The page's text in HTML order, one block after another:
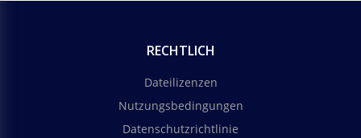
RECHTLICH
Dateilizenzen
Nutzungsbedingungen
Datenschutzrichtlinie